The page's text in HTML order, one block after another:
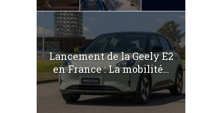
Lancement de la Geely E2
en France : La mobilité...